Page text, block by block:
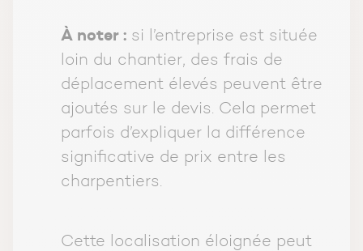
À noter :si l’entreprise est située
loin du chantier, des frais de
déplacement élevés peuvent être
ajoutés sur le devis. Cela permet
parfois d’expliquer la différence
significative de prix entre les
charpentiers.
Cette localisation éloignée peut